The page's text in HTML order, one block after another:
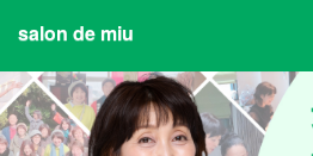
salon de miu